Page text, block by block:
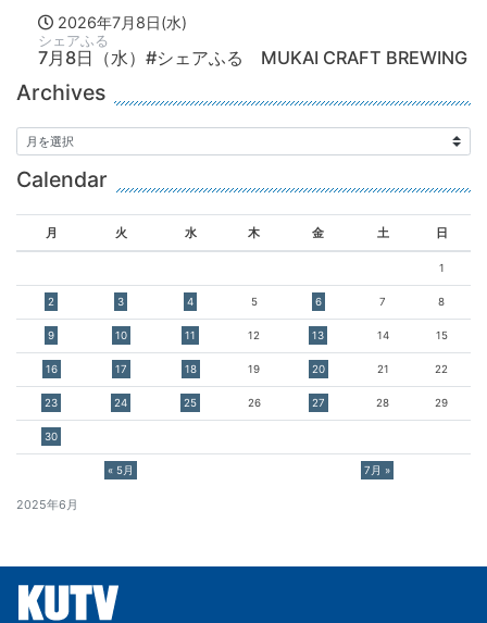
2026年7月8日(水)
シェアふる
7月8日（水）#シェアふる MUKAI CRAFT BREWING
Archives
Calendar
2025年6月
月 火 水 木 金 土 日
« 5月 7月 »
1
2 3 4 5 6 7 8
9 10 11 12 13 14 15
16 17 18 19 20 21 22
23 24 25 26 27 28 29
30